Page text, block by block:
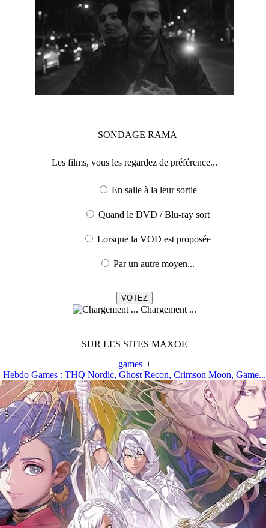
SONDAGE RAMA
Les films, vous les regardez de préférence...
En salle à la leur sortie
Quand le DVD / Blu-ray sort
Lorsque la VOD est proposée
Par un autre moyen...
Chargement ...
SUR LES SITES MAXOE
games +
Hebdo Games : THQ Nordic, Ghost Recon, Crimson Moon, Game...